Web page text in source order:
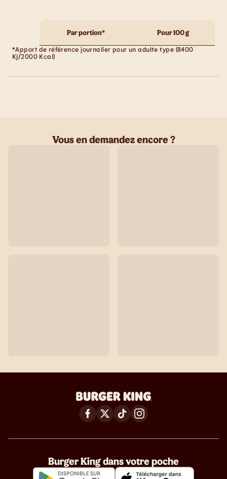
Par portion* Pour 100 g
*Apport de référence journalier pour un adulte type (8400
Kj/2000 Kcal)
Vous en demandez encore ?
Burger King dans votre poche